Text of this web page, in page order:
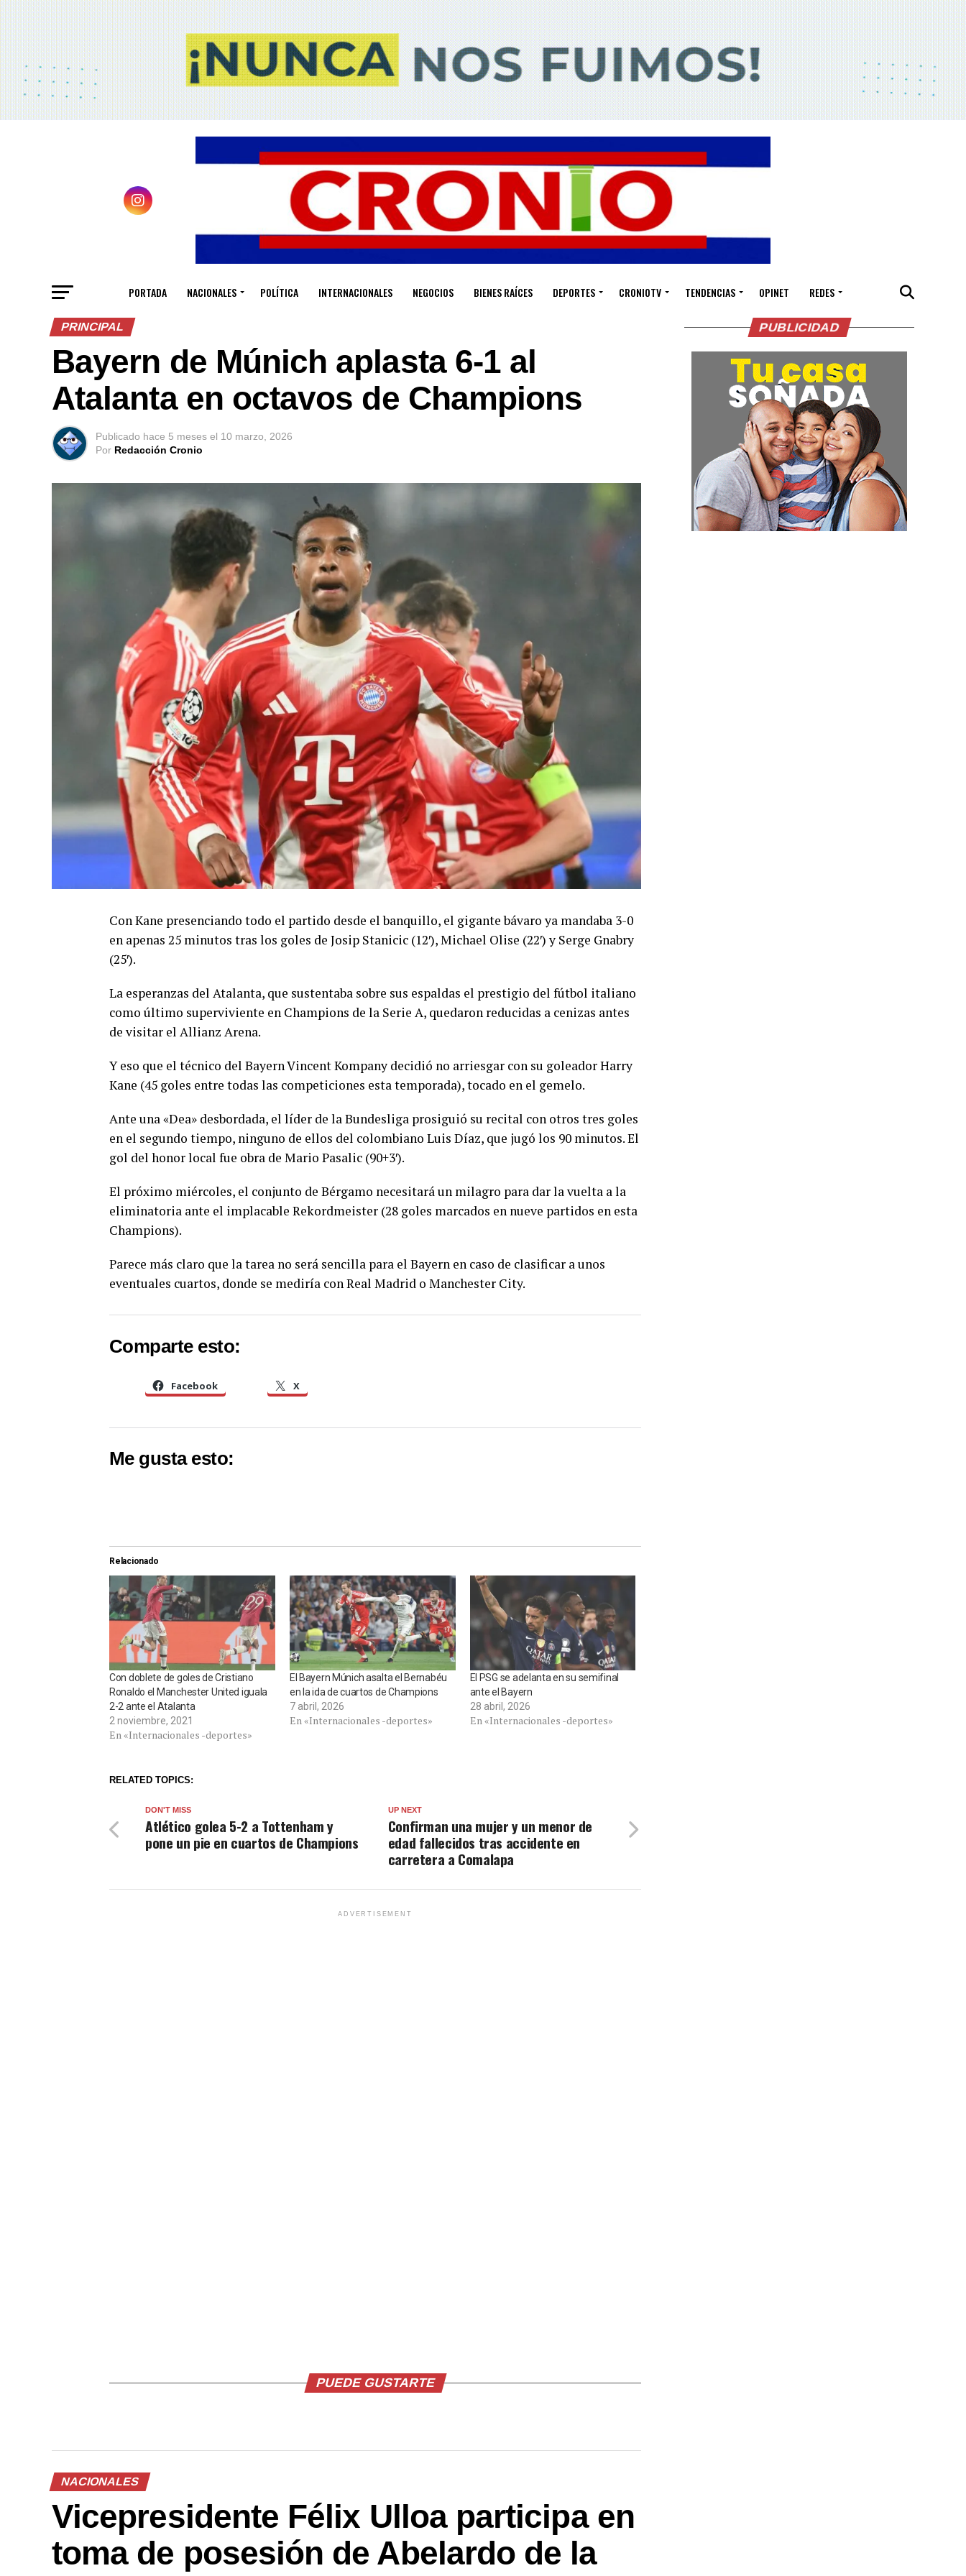
PORTADA NACIONALES POLÍTICA INTERNACIONALES NEGOCIOS BIENES RAÍCES DEPORTES CRONIOTV TENDENCIAS OPINET REDES
PRINCIPAL
Bayern de Múnich aplasta 6-1 al
Atalanta en octavos de Champions
Publicado hace 5 meses el 10 marzo, 2026
Por Redacción Cronio
Con Kane presenciando todo el partido desde el banquillo, el gigante bávaro ya mandaba 3-0
en apenas 25 minutos tras los goles de Josip Stanicic (12′), Michael Olise (22′) y Serge Gnabry
(25′).
La esperanzas del Atalanta, que sustentaba sobre sus espaldas el prestigio del fútbol italiano
como último superviviente en Champions de la Serie A, quedaron reducidas a cenizas antes
de visitar el Allianz Arena.
Y eso que el técnico del Bayern Vincent Kompany decidió no arriesgar con su goleador Harry
Kane (45 goles entre todas las competiciones esta temporada), tocado en el gemelo.
Ante una «Dea» desbordada, el líder de la Bundesliga prosiguió su recital con otros tres goles
en el segundo tiempo, ninguno de ellos del colombiano Luis Díaz, que jugó los 90 minutos. El
gol del honor local fue obra de Mario Pasalic (90+3′).
El próximo miércoles, el conjunto de Bérgamo necesitará un milagro para dar la vuelta a la
eliminatoria ante el implacable Rekordmeister (28 goles marcados en nueve partidos en esta
Champions).
Parece más claro que la tarea no será sencilla para el Bayern en caso de clasificar a unos
eventuales cuartos, donde se mediría con Real Madrid o Manchester City.
Comparte esto:
Facebook X
Me gusta esto:
Relacionado
Con doblete de goles de Cristiano
Ronaldo el Manchester United iguala
2-2 ante el Atalanta
2 noviembre, 2021
En «Internacionales -deportes»
El Bayern Múnich asalta el Bernabéu
en la ida de cuartos de Champions
7 abril, 2026
En «Internacionales -deportes»
El PSG se adelanta en su semifinal
ante el Bayern
28 abril, 2026
En «Internacionales -deportes»
RELATED TOPICS:
UP NEXT
Confirman una mujer y un menor de
edad fallecidos tras accidente en
carretera a Comalapa
DON'T MISS
Atlético golea 5-2 a Tottenham y
pone un pie en cuartos de Champions
ADVERTISEMENT
PUEDE GUSTARTE
NACIONALES
Vicepresidente Félix Ulloa participa en
toma de posesión de Abelardo de la
PUBLICIDAD